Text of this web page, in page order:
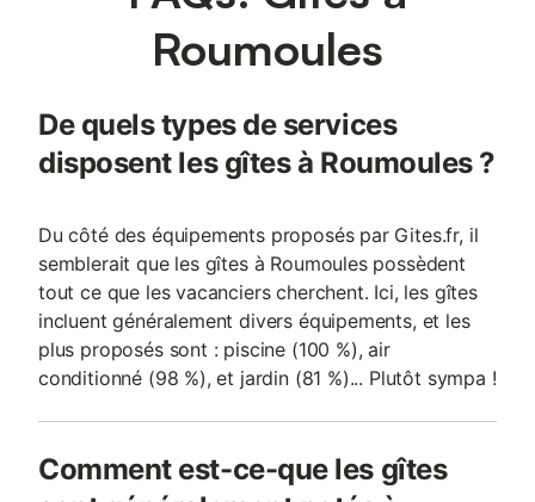
espaces ombragés pour des repas ou des moments de détente
cosy équipé de TV et d’un coin lecture idéal pour se ressourcer
après une journée de découverte dans la région. Une grande
Roumoules
De quels types de services
disposent les gîtes à Roumoules ?
Du côté des équipements proposés par Gites.fr, il
semblerait que les gîtes à Roumoules possèdent
tout ce que les vacanciers cherchent. Ici, les gîtes
incluent généralement divers équipements, et les
plus proposés sont : piscine (100 %), air
conditionné (98 %), et jardin (81 %)... Plutôt sympa !
Comment est-ce-que les gîtes